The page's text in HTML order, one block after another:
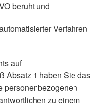
beruht und
Verfahren
auf
Absatz 1 haben Sie das
personenbezogenen
zu einem